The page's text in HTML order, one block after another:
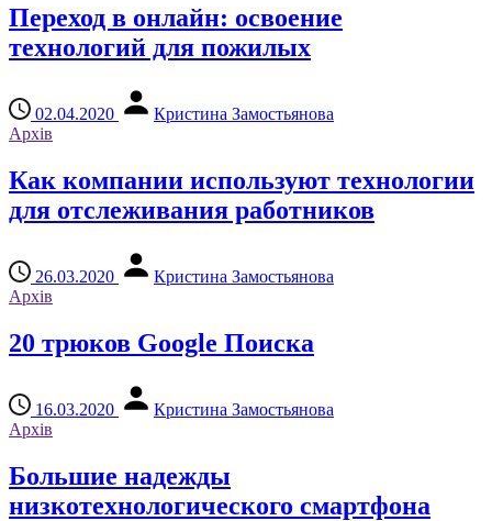
Переход в онлайн: освоение
технологий для пожилых
02.04.2020
Кристина Замостьянова
Архів
Как компании используют технологии
для отслеживания работников
26.03.2020
Кристина Замостьянова
Архів
20 трюков Google Поиска
16.03.2020
Кристина Замостьянова
Архів
Большие надежды
низкотехнологического смартфона